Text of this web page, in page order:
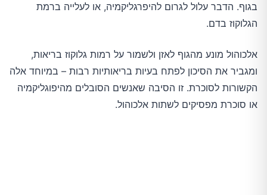
בגוף. הדבר עלול לגרום להיפרגליקמיה, או לעלייה ברמת
הגלוקוז בדם.
אלכוהול מונע מהגוף לאזן ולשמור על רמות גלוקוז בריאות,
ומגביר את הסיכון לפתח בעיות בריאותיות רבות – במיוחד אלה
הקשורות לסוכרת. זו הסיבה שאנשים הסובלים מהיפוגליקמיה
או סוכרת מפסיקים לשתות אלכוהול.